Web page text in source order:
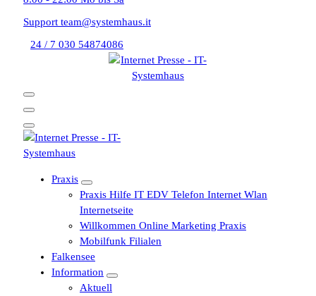
Support team@systemhaus.it
24 / 7 030 54874086
Praxis
Praxis Hilfe IT EDV Telefon Internet Wlan
Internetseite
Willkommen Online Marketing Praxis
Mobilfunk Filialen
Falkensee
Information
Aktuell